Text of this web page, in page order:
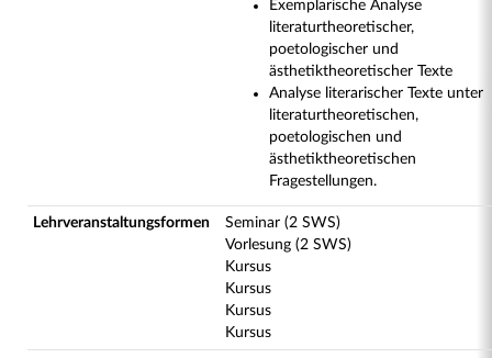
Exemplarische Analyse
literaturtheoretischer,
poetologischer und
ästhetiktheoretischer Texte
Analyse literarischer Texte unter
literaturtheoretischen,
poetologischen und
ästhetiktheoretischen
Fragestellungen.
Lehrveranstaltungsformen
Seminar (2 SWS)
Vorlesung (2 SWS)
Kursus
Kursus
Kursus
Kursus